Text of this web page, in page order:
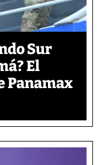
Sur
El
Panamax